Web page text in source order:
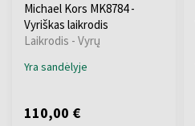
Michael Kors MK8784 -
Vyriškas laikrodis
Laikrodis - Vyrų
Yra sandėlyje
110,00 €